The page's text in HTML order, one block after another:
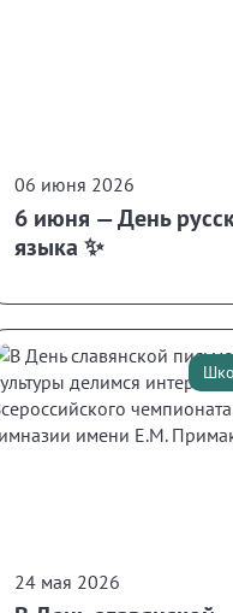
06 июня 2026
6 июня — День
языка ✨
24 мая 2026